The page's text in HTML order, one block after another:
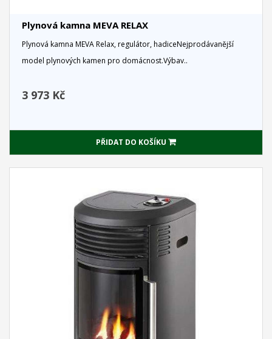
Plynová kamna MEVA RELAX
Plynová kamna MEVA Relax, regulátor, hadiceNejprodávanější
model plynových kamen pro domácnost.Výbav..
3 973 Kč
PŘIDAT DO KOŠÍKU